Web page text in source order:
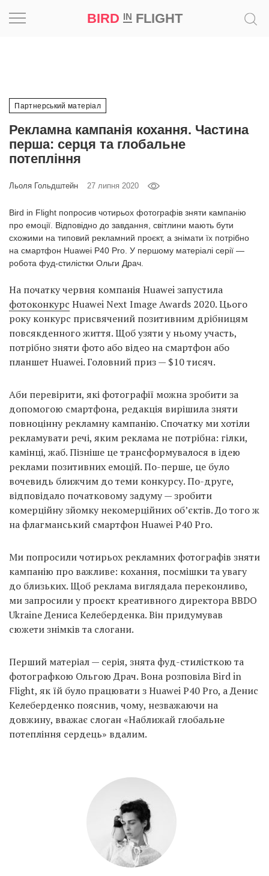
BIRD INFLIGHT
Партнерський матеріал
Рекламна кампанія кохання. Частина
перша: серця та глобальне
потепління
Льоля Гольдштейн 27 липня 2020
Bird in Flight попросив чотирьох фотографів зняти кампанію
про емоції. Відповідно до завдання, світлини мають бути
схожими на типовий рекламний проєкт, а знімати їх потрібно
на смартфон Huawei P40 Pro. У першому матеріалі серії —
робота фуд-стилістки Ольги Драч.
На початку червня компанія Huawei запустила
фотоконкурс Huawei Next Image Awards 2020. Цього
року конкурс присвячений позитивним дрібницям
повсякденного життя. Щоб узяти у ньому участь,
потрібно зняти фото або відео на смартфон або
планшет Huawei. Головний приз — $10 тисяч.
Аби перевірити, які фотографії можна зробити за
допомогою смартфона, редакція вирішила зняти
повноцінну рекламну кампанію. Спочатку ми хотіли
рекламувати речі, яким реклама не потрібна: гілки,
камінці, жаб. Пізніше це трансформувалося в ідею
реклами позитивних емоцій. По-перше, це було
вочевидь ближчим до теми конкурсу. По-друге,
відповідало початковому задуму — зробити
комерційну зйомку некомерційних об’єктів. До того ж
на флагманський смартфон Huawei P40 Pro.
Ми попросили чотирьох рекламних фотографів зняти
кампанію про важливе: кохання, посмішки та увагу
до близьких. Щоб реклама виглядала переконливо,
ми запросили у проєкт креативного директора BBDO
Ukraine Дениса Келеберденка. Він придумував
сюжети знімків та слогани.
Перший матеріал — серія, знята фуд-стилісткою та
фотографкою Ольгою Драч. Вона розповіла Bird in
Flight, як їй було працювати з Huawei P40 Pro, а Денис
Келеберденко пояснив, чому, незважаючи на
довжину, вважає слоган «Наближай глобальне
потепління сердець» вдалим.